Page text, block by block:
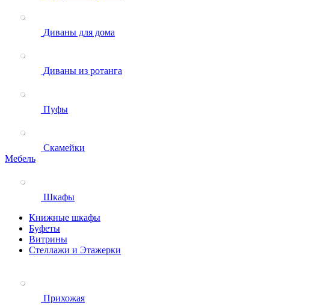
Диваны для дома
Диваны из ротанга
Пуфы
Скамейки
Мебель
Шкафы
Книжные шкафы
Буфеты
Витрины
Стеллажи и Этажерки
Прихожая